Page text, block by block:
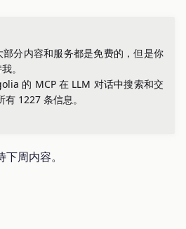
分内容和服务都是免费的，但是你
。
的 MCP 在 LLM 对话中搜索和交
1227 条信息。
周内容。